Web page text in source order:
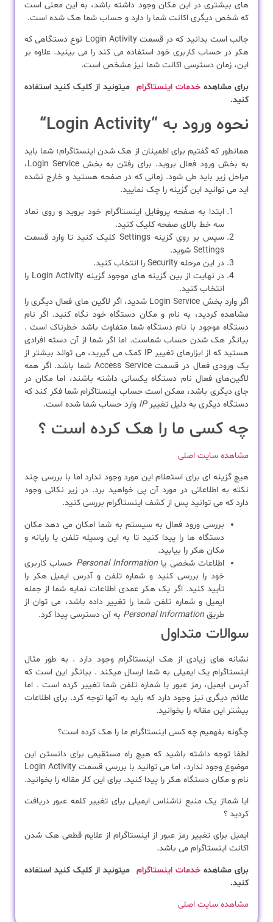
های بیشتری در این مکان وجود داشته باشد، به این معنی است
که شخص دیگری اکانت شما را دارد و حساب شما هک شده است.
جالب است بدانید که در قسمت Login Activity نوع دستگاهی که
هکر در حساب کاربری خود استفاده می کند را می بینید. علاوه بر
این، زمان دسترسی اکانت شما نیز مشخص است.
برای مشاهده خدمات اینستاگرام میتونید از کلیک کنید استفاده
کنید.
نحوه ورود به “Login Activity “
همانطور که گفتیم برای اطمینان از هک شدن اینستاگرام؛ شما باید
به بخش ورود فعال بروید. برای رفتن به بخش Login Service،
مراحل زیر باید طی شود. زمانی که در صفحه هستید و خارج نشده
اید می توانید این گزینه را چک نمایید.
ابتدا به صفحه پروفایل اینستاگرام خود بروید و روی نماد
سه خط بالای صفحه کلیک کنید.
سپس بر روی گزینه Settings کلیک کنید تا وارد قسمت
Settings شوید.
در این مرحله Security را انتخاب کنید.
در نهایت از بین گزینه های موجود گزینه Login Activity را
انتخاب کنید.
اگر وارد بخش Login Service شدید، اگر لاگین های فعال دیگری را
مشاهده کردید، به نام و مکان دستگاه خود نگاه کنید. اگر نام
دستگاه موجود با نام دستگاه شما متفاوت باشد خطرناک است .
بیانگر هک شدن حساب شماست. اما اگر شما از آن دسته افرادی
هستید که از ابزارهای تغییر IP کمک می گیرید، می تواند بیشتر از
یک ورودی فعال در قسمت Access Service شما باشد. اگر همه
لاگین‌های فعال نام دستگاه یکسانی داشته باشند، اما مکان در
جای دیگری باشد، ممکن است حساب اینستاگرام شما فکر کند که
دستگاه دیگری به دلیل تغییرIP وارد حساب شما شده است.
چه کسی ما را هک کرده است ؟
مشاهده سایت اصلی
هیچ گزینه ای برای استعلام این مورد وجود ندارد اما با بررسی چند
نکته به اطلاعاتی در مورد آن پی خواهید برد. در زیر نکاتی وجود
دارد که می توانید پس از کشف اینستاگرام بررسی کنید.
بررسی ورود فعال به سیستم به شما امکان می دهد مکان
دستگاه ها را پیدا کنید تا به این وسیله تلفن یا رایانه و
مکان هکر را بیابید.
اطلاعات شخصی یا Personal Information حساب کاربری
خود را بررسی کنید و شماره تلفن و آدرس ایمیل هکر را
تأیید کنید. اگر یک هکر عمدی اطلاعات نمایه شما از جمله
ایمیل و شماره تلفن شما را تغییر داده باشد، می توان از
طریق Personal Information به آن دسترسی پیدا کرد.
سوالات متداول
نشانه های زیادی از هک اینستاگرام وجود دارد . به طور مثال
اینستاگرام یک ایمیلی به شما ارسال میکند . بیانگر این است که
آدرس ایمیل، رمز عبور یا شماره تلفن شما تغییر کرده است . اما
علائم دیگری نیز وجود دارد که باید به آنها توجه کرد. برای اطلاعات
بیشتر این مقاله را بخوانید.
چگونه بفهمیم چه کسی اینستاگرام ما را هک کرده است؟
لطفا توجه داشته باشید که هیچ راه مستقیمی برای دانستن این
موضوع وجود ندارد، اما می توانید با بررسی قسمت Login Activity
نام و مکان دستگاه هکر را پیدا کنید. برای این کار مقاله را بخوانید.
ایا شمااز یک منبع ناشناس ایمیلی برای تغییر کلمه عبور دریافت
کردید ؟
ایمیل برای تغییر رمز عبور از اینستاگرام از علایم قطعی هک شدن
اکانت اینستاگرام می باشد.
برای مشاهده خدمات اینستاگرام میتونید از کلیک کنید استفاده
کنید.
مشاهده سایت اصلی